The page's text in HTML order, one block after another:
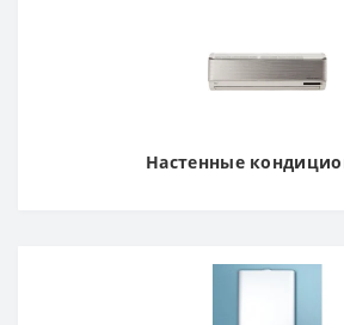
Настенные